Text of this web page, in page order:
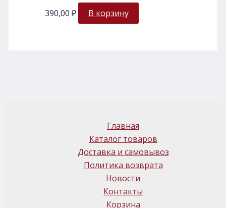
390,00 ₽ В корзину
Главная
Каталог товаров
Доставка и самовывоз
Политика возврата
Новости
Контакты
Корзина